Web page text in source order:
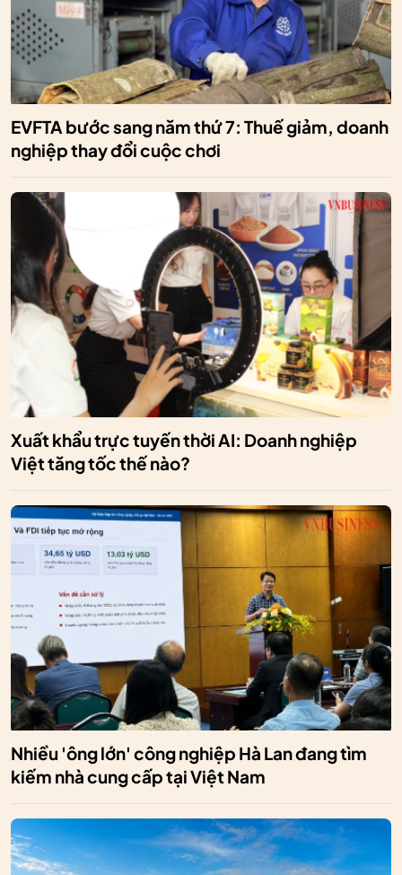
EVFTA bước sang năm thứ 7: Thuế giảm, doanh
nghiệp thay đổi cuộc chơi
Xuất khẩu trực tuyến thời AI: Doanh nghiệp
Việt tăng tốc thế nào?
Nhiều 'ông lớn' công nghiệp Hà Lan đang tìm
kiếm nhà cung cấp tại Việt Nam